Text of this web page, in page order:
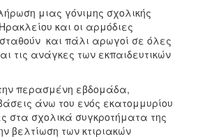
μιας γόνιμης σχολικής
και οι αρμόδιες
και πάλι αρωγοί σε όλες
τις ανάγκες των εκπαιδευτικών
περασμένη εβδομάδα,
άνω του ενός εκατομμυρίου
στα σχολικά συγκροτήματα της
βελτίωση των κτιριακών